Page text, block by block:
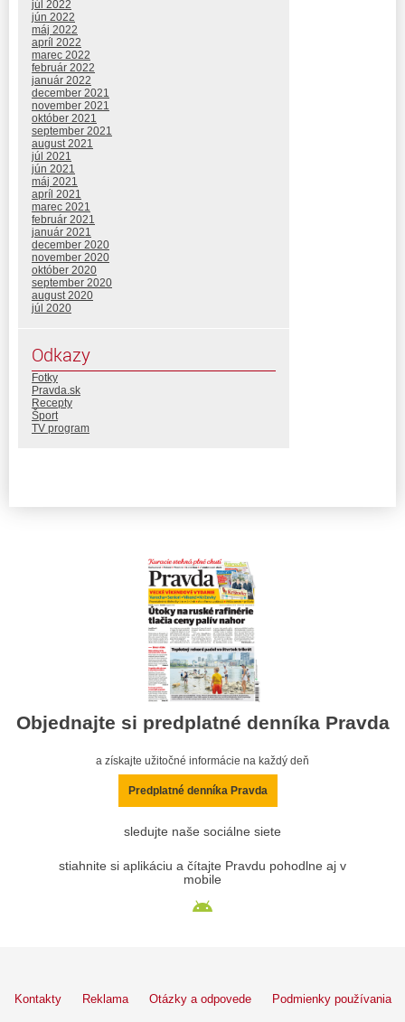
júl 2022
jún 2022
máj 2022
apríl 2022
marec 2022
február 2022
január 2022
december 2021
november 2021
október 2021
september 2021
august 2021
júl 2021
jún 2021
máj 2021
apríl 2021
marec 2021
február 2021
január 2021
december 2020
november 2020
október 2020
september 2020
august 2020
júl 2020
Odkazy
Fotky
Pravda.sk
Recepty
Šport
TV program
Objednajte si predplatné denníka Pravda
a získajte užitočné informácie na každý deň
Predplatné denníka Pravda
sledujte naše sociálne siete
stiahnite si aplikáciu a čítajte Pravdu pohodlne aj v
mobile
Kontakty Reklama Otázky a odpovede Podmienky používania